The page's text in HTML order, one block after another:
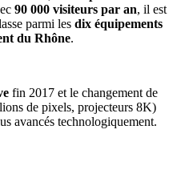
90 000 visiteurs par an, il est
parmi les dix équipements
du Rhône.
fin 2017 et le changement de
de pixels, projecteurs 8K)
avancés technologiquement.